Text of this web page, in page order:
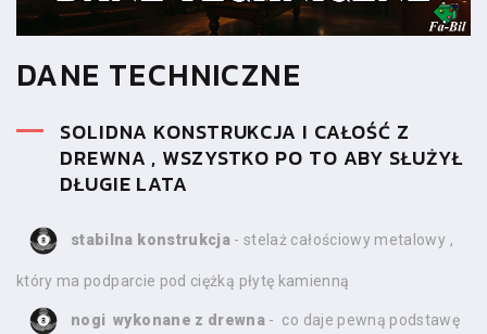
DANE TECHNICZNE
SOLIDNA KONSTRUKCJA I CAŁOŚĆ Z
DREWNA , WSZYSTKO PO TO ABY SŁUŻYŁ
DŁUGIE LATA
stabilna konstrukcja - stelaż całościowy metalowy ,
który ma podparcie pod ciężką płytę kamienną
nogi wykonane z drewna - co daje pewną podstawę